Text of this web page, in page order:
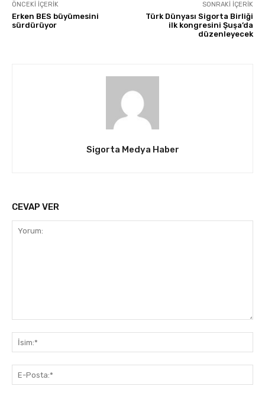
ÖNCEKI İÇERIK
Erken BES büyümesini
sürdürüyor
SONRAKI İÇERIK
Türk Dünyası Sigorta Birliği
ilk kongresini Şuşa’da
düzenleyecek
Sigorta Medya Haber
CEVAP VER